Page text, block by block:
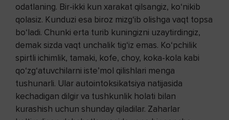
odatlaning. Bir-ikki kun xarakat qilsangiz, ko‘nikib
qolasiz. Kunduzi esa biroz mizg‘ib olishga vaqt topsa
bo‘ladi. Chunki erta turib kuningizni uzaytirdingiz,
demak sizda vaqt unchalik tig‘iz emas. Ko‘pchilik
spirtli ichimlik, tamaki, kofe, choy, koka-kola kabi
qo‘zg‘atuvchilarni iste’mol qilishlari menga
tushunarli. Ular autointoksikatsiya natijasida
kechadigan dilgir va tushkunlik holati bilan
kurashish uchun shunday qiladilar. Zaharlar